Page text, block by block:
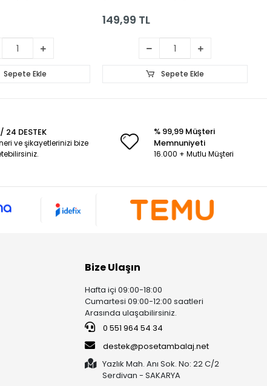
Sepete Ekle
149,99 TL
Sepete Ekle
24 DESTEK
ve şikayetlerinizi bize
% 99,99 Müşteri
Memnuniyeti
16.000 + Mutlu Müşteri
Bize Ulaşın
Hafta içi 09:00-18:00
Cumartesi 09:00-12:00 saatleri
Arasında ulaşabilirsiniz.
0 551 964 54 34
destek@posetambalaj.net
Yazlık Mah. Anı Sok. No: 22 C/2
Serdivan - SAKARYA